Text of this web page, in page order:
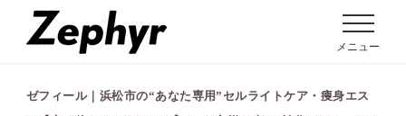
メニュー
ゼフィール｜浜松市の“あなた専用”セルライトケア・痩身エス